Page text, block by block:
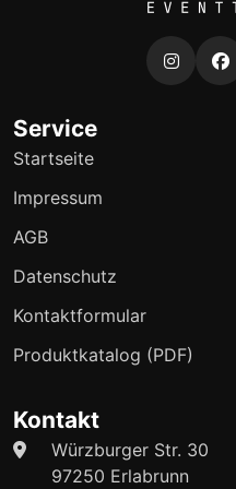
beraten wir gerne zur
sinnvollen Einsatz der
Service
Startseite
Impressum
AGB
Datenschutz
Kontaktformular
Produktkatalog (PDF)
Kontakt
Würzburger Str. 30
97250 Erlabrunn